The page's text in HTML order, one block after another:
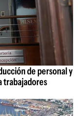
de personal y
trabajadores